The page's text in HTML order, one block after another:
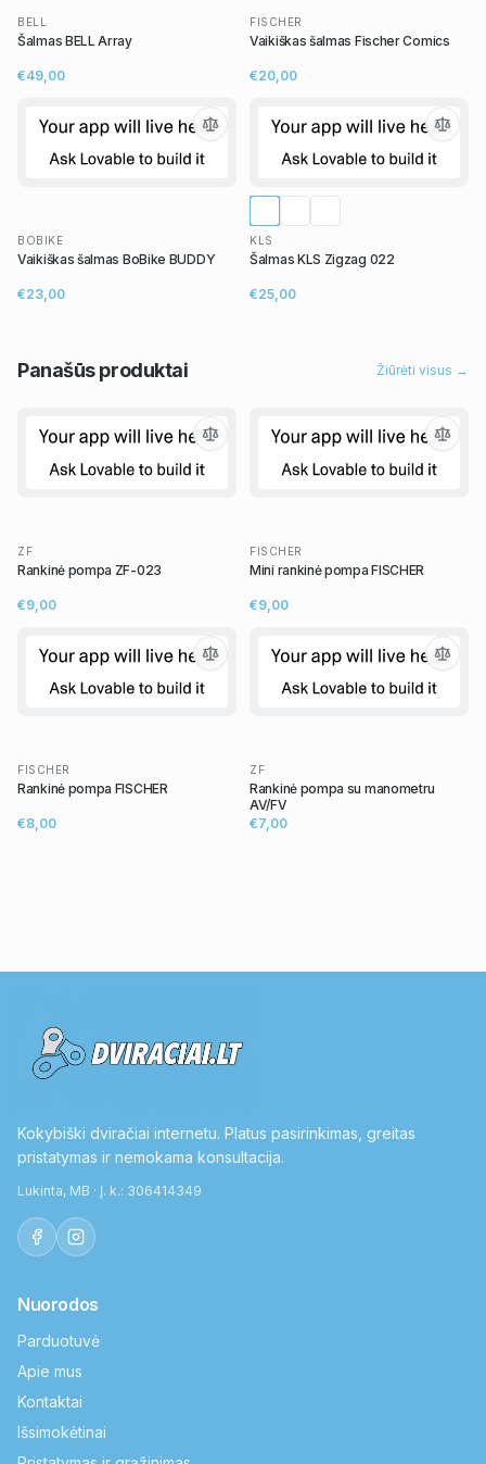
BELL
Šalmas BELL Array
€49,00
FISCHER
Vaikiškas šalmas Fischer Comics
€20,00
BOBIKE
Vaikiškas šalmas BoBike BUDDY
€23,00
KLS
Šalmas KLS Zigzag 022
€25,00
Panašūsproduktai Žiūrėti visus →
ZF
Rankinė pompa ZF-023
€9,00
FISCHER
Mini rankinė pompa FISCHER
€9,00
FISCHER
Rankinė pompa FISCHER
€8,00
ZF
Rankinė pompa su manometru
AV/FV
€7,00
Kokybiški dviračiai internetu. Platus pasirinkimas, greitas
pristatymas ir nemokama konsultacija.
Lukinta, MB · Į. k.: 306414349
Nuorodos
Parduotuvė
Apie mus
Kontaktai
Išsimokėtinai